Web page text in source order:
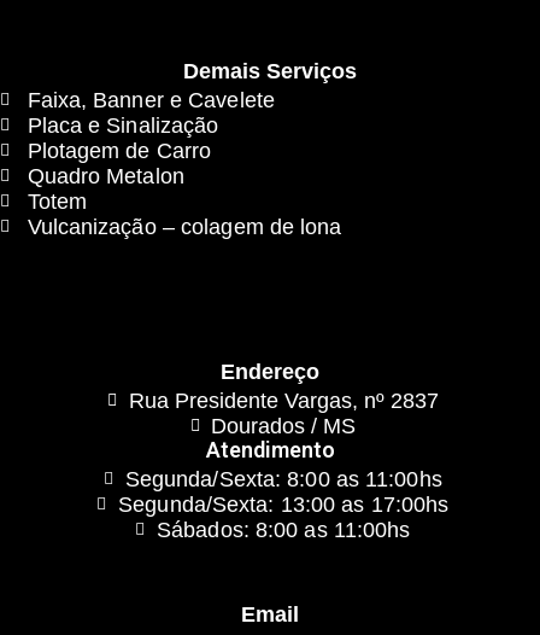
Demais Serviços
Faixa, Banner e Cavelete
Placa e Sinalização
Plotagem de Carro
Quadro Metalon
Totem
Vulcanização – colagem de lona
Endereço
Rua Presidente Vargas, nº 2837
Dourados / MS
Atendimento
Segunda/Sexta: 8:00 as 11:00hs
Segunda/Sexta: 13:00 as 17:00hs
Sábados: 8:00 as 11:00hs
Email